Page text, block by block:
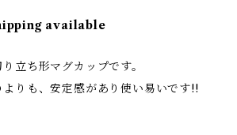
available
立ち形マグカップです。
りも、安定感があり使い易いです!!